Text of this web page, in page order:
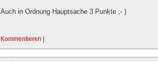
Auch in Ordnung Hauptsache 3 Punkte ;- )
Kommentieren